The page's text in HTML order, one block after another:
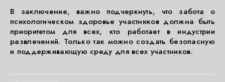
В заключение, важно подчеркнуть, что забота о
психологическом здоровье участников должна быть
приоритетом для всех, кто работает в индустрии
развлечений. Только так можно создать безопасную
и поддерживающую среду для всех участников.